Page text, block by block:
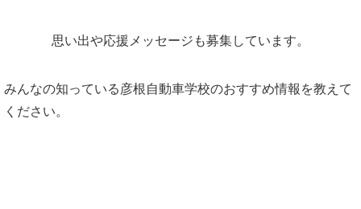
思い出や応援メッセージも募集しています。
みんなの知っている彦根自動車学校のおすすめ情報を教えて
ください。